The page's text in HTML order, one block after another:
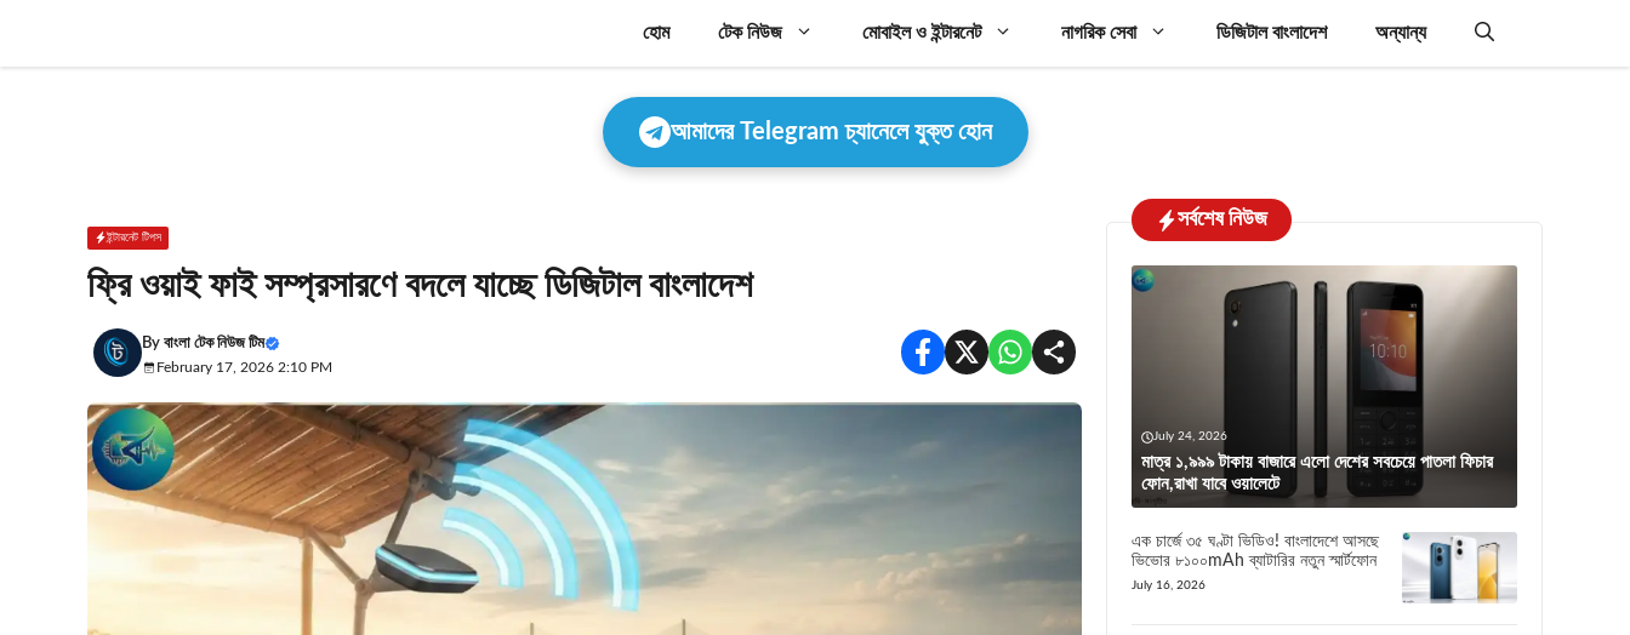
content
হোম টেক নিউজ মোবাইল ও ইন্টারনেট নাগরিক সেবা ডিজিটাল বাংলাদেশ অন্যান্য
আমাদের Telegram চ্যানেলে যুক্ত হোন
ইন্টারনেট টিপস
ফ্রি ওয়াই ফাই সম্প্রসারণে বদলে যাচ্ছে ডিজিটাল বাংলাদেশ
By বাংলা টেক নিউজ টিম
February 17, 2026 2:10 PM
সর্বশেষ নিউজ
July 24, 2026
মাত্র ১,৯৯৯ টাকায় বাজারে এলো দেশের সবচেয়ে পাতলা ফিচার
ফোন,রাখা যাবে ওয়ালেটে
এক চার্জে ৩৫ ঘণ্টা ভিডিও! বাংলাদেশে আসছে
ভিভোর ৮১০০mAh ব্যাটারির নতুন স্মার্টফোন
July 16, 2026